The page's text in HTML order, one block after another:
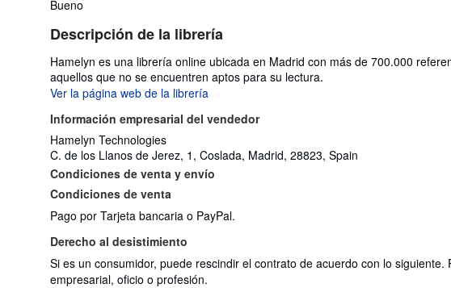
Bueno
Descripción de la librería
Hamelyn es una librería online ubicada en Madrid con más de 700.000
aquellos que no se encuentren aptos para su lectura.
Ver la página web de la librería
Información empresarial del vendedor
Hamelyn Technologies
C. de los Llanos de Jerez, 1, Coslada, Madrid, 28823, Spain
Condiciones de venta y envío
Condiciones de venta
Pago por Tarjeta bancaria o PayPal.
Derecho al desistimiento
Si es un consumidor, puede rescindir el contrato de acuerdo con lo
empresarial, oficio o profesión.